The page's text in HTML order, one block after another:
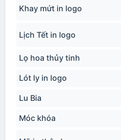
Khay mứt in logo
Lịch Tết in logo
Lọ hoa thủy tinh
Lót ly in logo
Lu Bia
Móc khóa